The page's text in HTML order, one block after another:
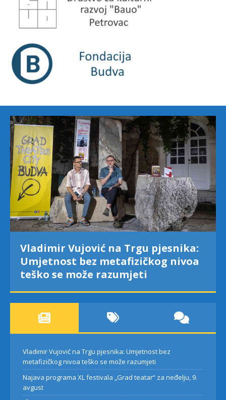
Vladimir Vujović na Trgu pjesnika:
Umjetnost bez metafizičkog nivoa
teško se može razumjeti
Vladimir Vujović na Trgu pjesnika: Umjetnost bez
metafizičkog nivoa teško se može razumjeti
Najava programa XL festivala „Grad teatar“ za neđelju, 9.
avgust